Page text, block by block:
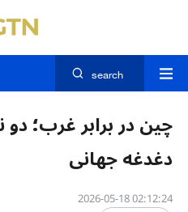
search
چین در برابر غرب؛
دغدغه جهانی
02:12:24 2026-05-18